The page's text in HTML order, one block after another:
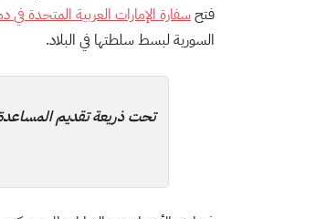
فتحسفارةالإماراتالعربيةالمتحدة في
السورية لبسط سلطتها في البلاد.
تحت ذريعة تقديم